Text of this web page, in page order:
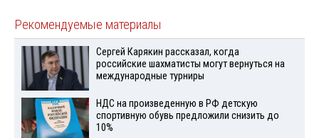
Рекомендуемые материалы
Сергей Карякин рассказал, когда
российские шахматисты могут вернуться на
международные турниры
НДС на произведенную в РФ детскую
спортивную обувь предложили снизить до
10%